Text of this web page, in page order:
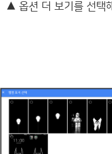
▲ 옵션 더 보기를 선택